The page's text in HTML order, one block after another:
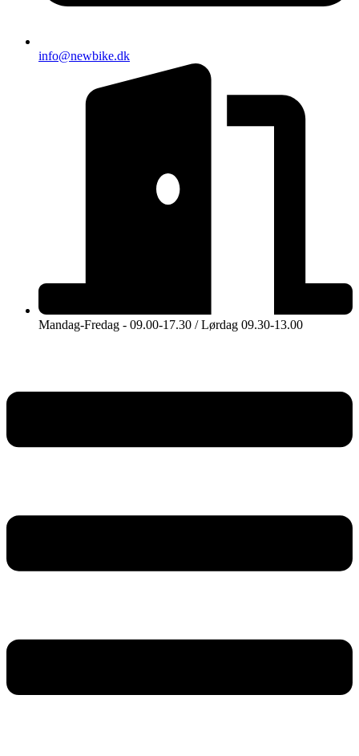
info@newbike.dk
Mandag-Fredag - 09.00-17.30 / Lørdag 09.30-13.00